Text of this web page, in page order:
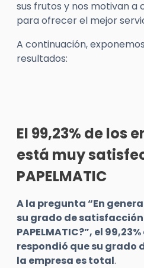
sus frutos y nos motivan
para ofrecer el mejor
A continuación,
resultados:
El 99,23% de los
está muy
PAPELMATIC
A la pregunta “En
su grado de
PAPELMATIC?”, el
respondió que su grado
la empresa es total.